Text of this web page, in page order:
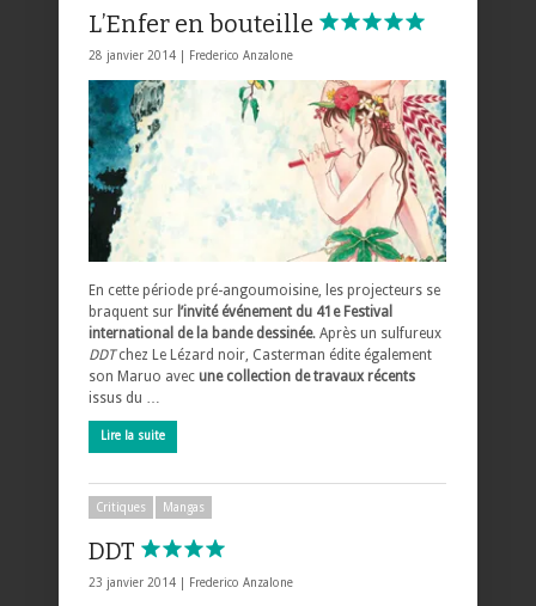
L’Enfer en bouteille
28 janvier 2014 | Frederico Anzalone
En cette période pré-angoumoisine, les projecteurs se
braquent sur l’invité événement du 41e Festival
international de la bande dessinée. Après un sulfureux
DDTchez Le Lézard noir, Casterman édite également
son Maruo avec une collection de travaux récents
issus du …
Lire la suite
Critiques Mangas
DDT
23 janvier 2014 | Frederico Anzalone